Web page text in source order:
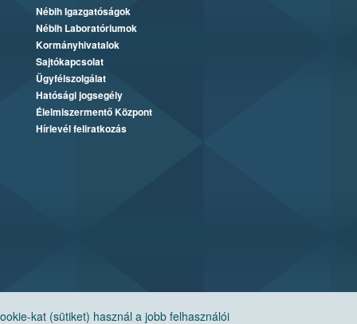
kat (sütiket) használ a jobb felhasználói
Nébih Igazgatóságok
Nébih Laboratóriumok
Kormányhivatalok
Sajtókapcsolat
Ügyfélszolgálat
Hatósági jogsegély
Élelmiszermentő Központ
Hírlevél feliratkozás